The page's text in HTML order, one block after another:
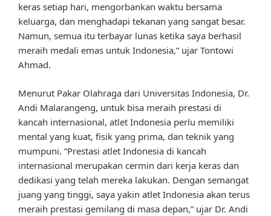
keras setiap hari, mengorbankan waktu bersama
keluarga, dan menghadapi tekanan yang sangat besar.
Namun, semua itu terbayar lunas ketika saya berhasil
meraih medali emas untuk Indonesia,” ujar Tontowi
Ahmad.
Menurut Pakar Olahraga dari Universitas Indonesia, Dr.
Andi Malarangeng, untuk bisa meraih prestasi di
kancah internasional, atlet Indonesia perlu memiliki
mental yang kuat, fisik yang prima, dan teknik yang
mumpuni. “Prestasi atlet Indonesia di kancah
internasional merupakan cermin dari kerja keras dan
dedikasi yang telah mereka lakukan. Dengan semangat
juang yang tinggi, saya yakin atlet Indonesia akan terus
meraih prestasi gemilang di masa depan,” ujar Dr. Andi